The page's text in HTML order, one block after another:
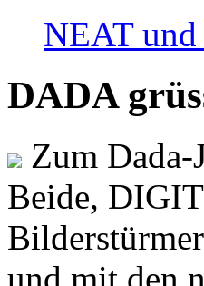
NEAT
DADA
Zum
Beide,